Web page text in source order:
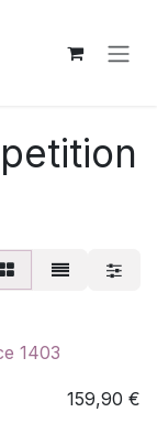
1403
159,90 €